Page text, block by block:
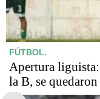
FÚTBOL.
Apertura
la B, se